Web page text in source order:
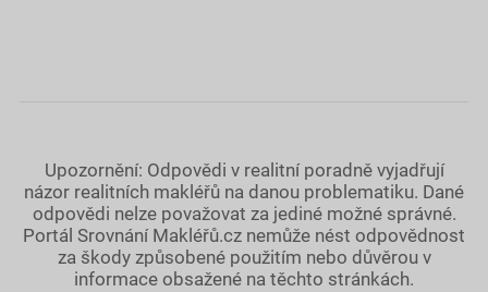
Upozornění: Odpovědi v realitní poradně vyjadřují
názor realitních makléřů na danou problematiku. Dané
odpovědi nelze považovat za jediné možné správné.
Portál Srovnání Makléřů.cz nemůže nést odpovědnost
za škody způsobené použitím nebo důvěrou v
informace obsažené na těchto stránkách.